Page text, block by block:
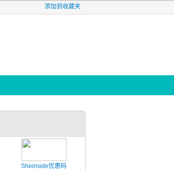
添加到收藏夹
Sheinside优惠码